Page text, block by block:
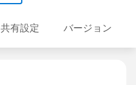
共有設定 バージョン